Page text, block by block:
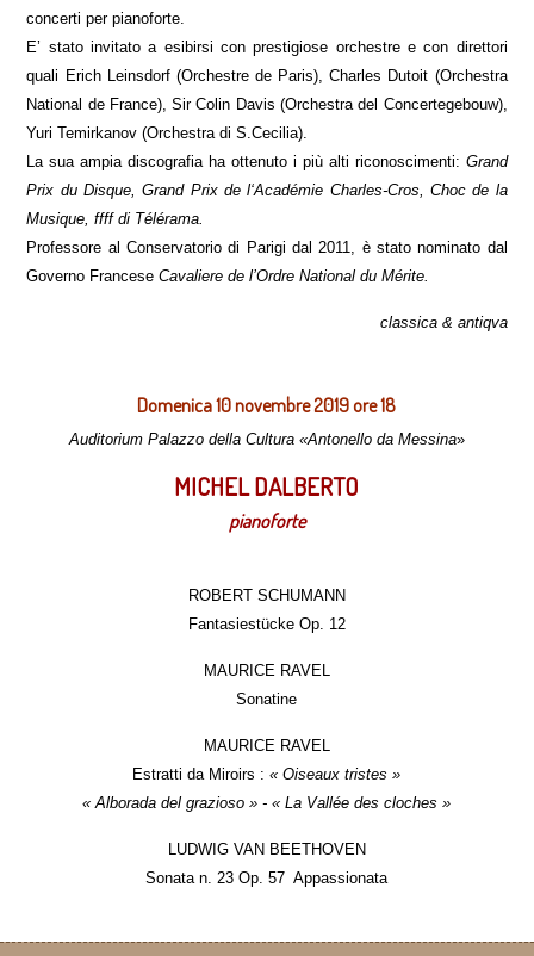
concerti per pianoforte.
E’ stato invitato a esibirsi con prestigiose orchestre e con direttori
quali Erich Leinsdorf (Orchestre de Paris), Charles Dutoit (Orchestra
National de France), Sir Colin Davis (Orchestra del Concertegebouw),
Yuri Temirkanov (Orchestra di S.Cecilia).
La sua ampia discografia ha ottenuto i più alti riconoscimenti: Grand
Prix du Disque, Grand Prix de l‘Académie Charles-Cros, Choc de la
Musique, ffff di Télérama.
Professore al Conservatorio di Parigi dal 2011, è stato nominato dal
Governo FranceseCavaliere de l’Ordre National du Mérite.
classica & antiqva
Domenica 10 novembre 2019 ore 18
Auditorium Palazzo della Cultura «Antonello da Messina»
MICHEL DALBERTO
pianoforte
ROBERT SCHUMANN
Fantasiestücke Op. 12
MAURICE RAVEL
Sonatine
MAURICE RAVEL
Estratti da Miroirs :« Oiseaux tristes »
« Alborada del grazioso » - « La Vallée des cloches »
LUDWIG VAN BEETHOVEN
Sonata n. 23 Op. 57 Appassionata